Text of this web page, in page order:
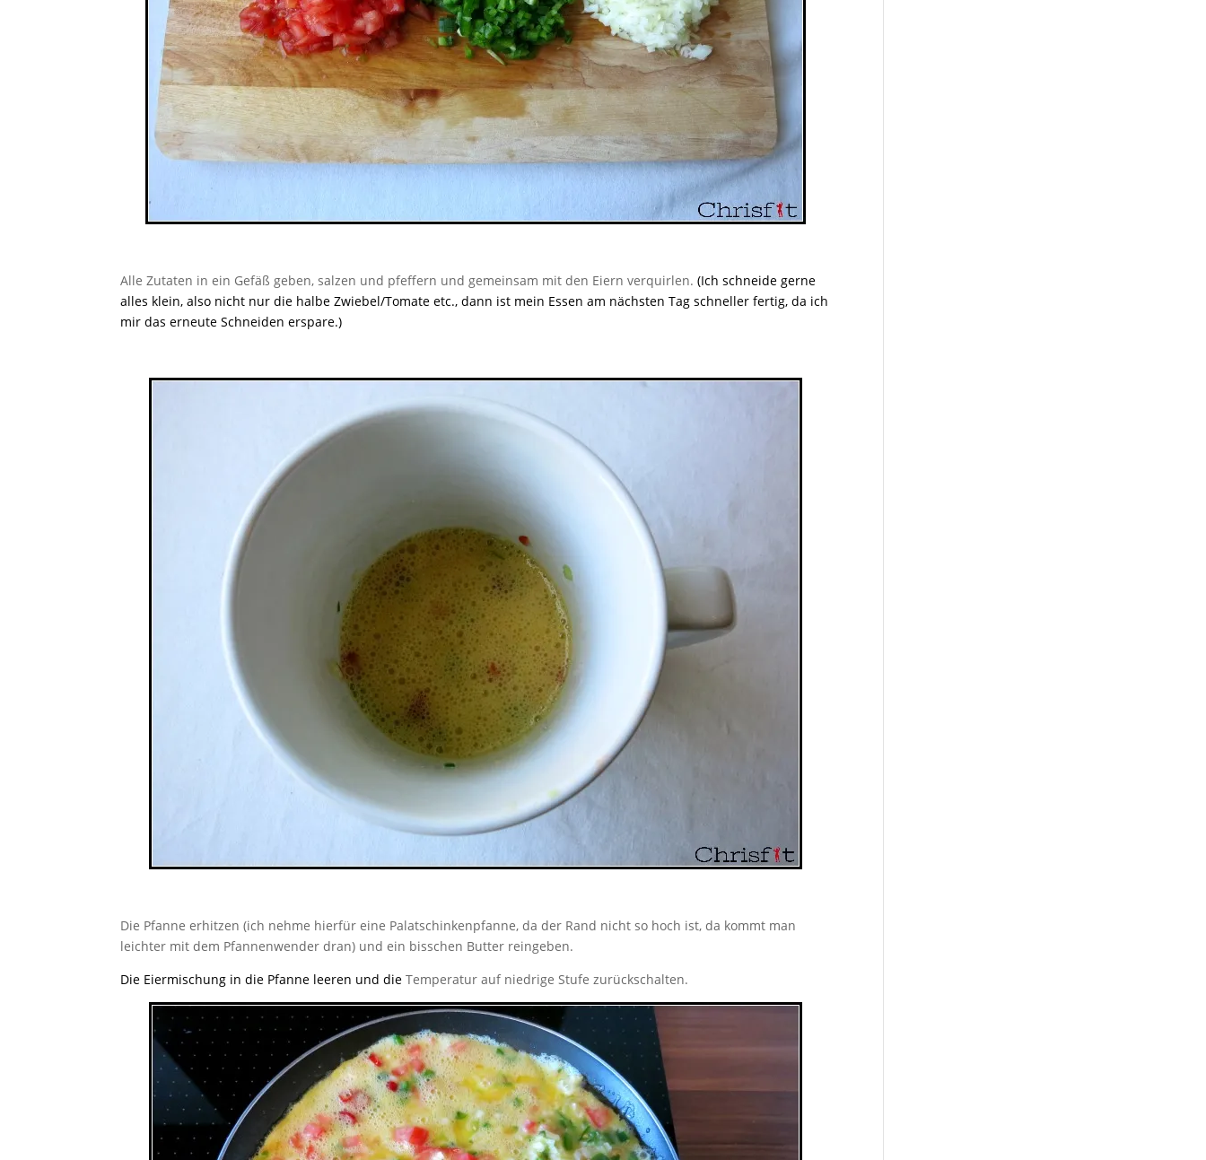
Alle Zutaten in ein Gefäß geben, salzen und pfeffern und gemeinsam mit den Eiern verquirlen.(Ich schneide gerne
alles klein, also nicht nur die halbe Zwiebel/Tomate etc., dann ist mein Essen am nächsten Tag schneller fertig, da ich
mir das erneute Schneiden erspare.)
Die Pfanne erhitzen (ich nehme hierfür eine Palatschinkenpfanne, da der Rand nicht so hoch ist, da kommt man
leichter mit dem Pfannenwender dran) und ein bisschen Butter reingeben.
Die Eiermischung in die Pfanne leeren und die Temperatur auf niedrige Stufe zurückschalten.